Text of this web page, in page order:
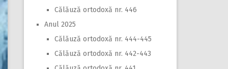
Călăuză ortodoxă nr. 446
Anul 2025
Călăuză ortodoxă nr. 444-445
Călăuză ortodoxă nr. 442-443